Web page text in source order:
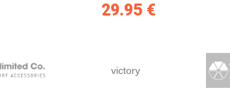
29.95 €
victory